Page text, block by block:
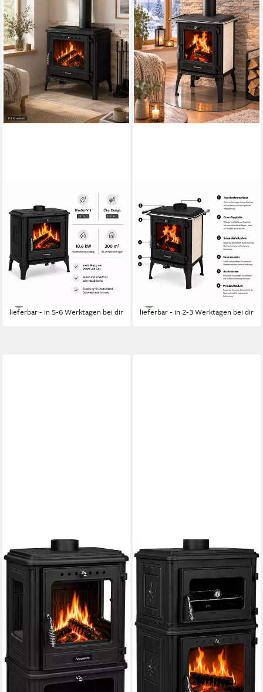
Kaminofen Castor XXL
10,6 kW Nennwärmeleistung
84 %
Wirkungsgrad
200 m³ max. Raumheizvermögen
Produktdatenblatt
1.549,00 € UVP 1.938,00 €
-20%
lieferbar - in 5-6 Werktagen bei dir
Kaminofen Ambrosia
7,2 kW Nennwärmeleistung
Wirkungsgrad
140 m³ max. Raumheizvermögen
Produktdatenblatt
1.049,00 € UVP1.290,00 €
-19%
lieferbar - in 2-3 Werktagen bei dir